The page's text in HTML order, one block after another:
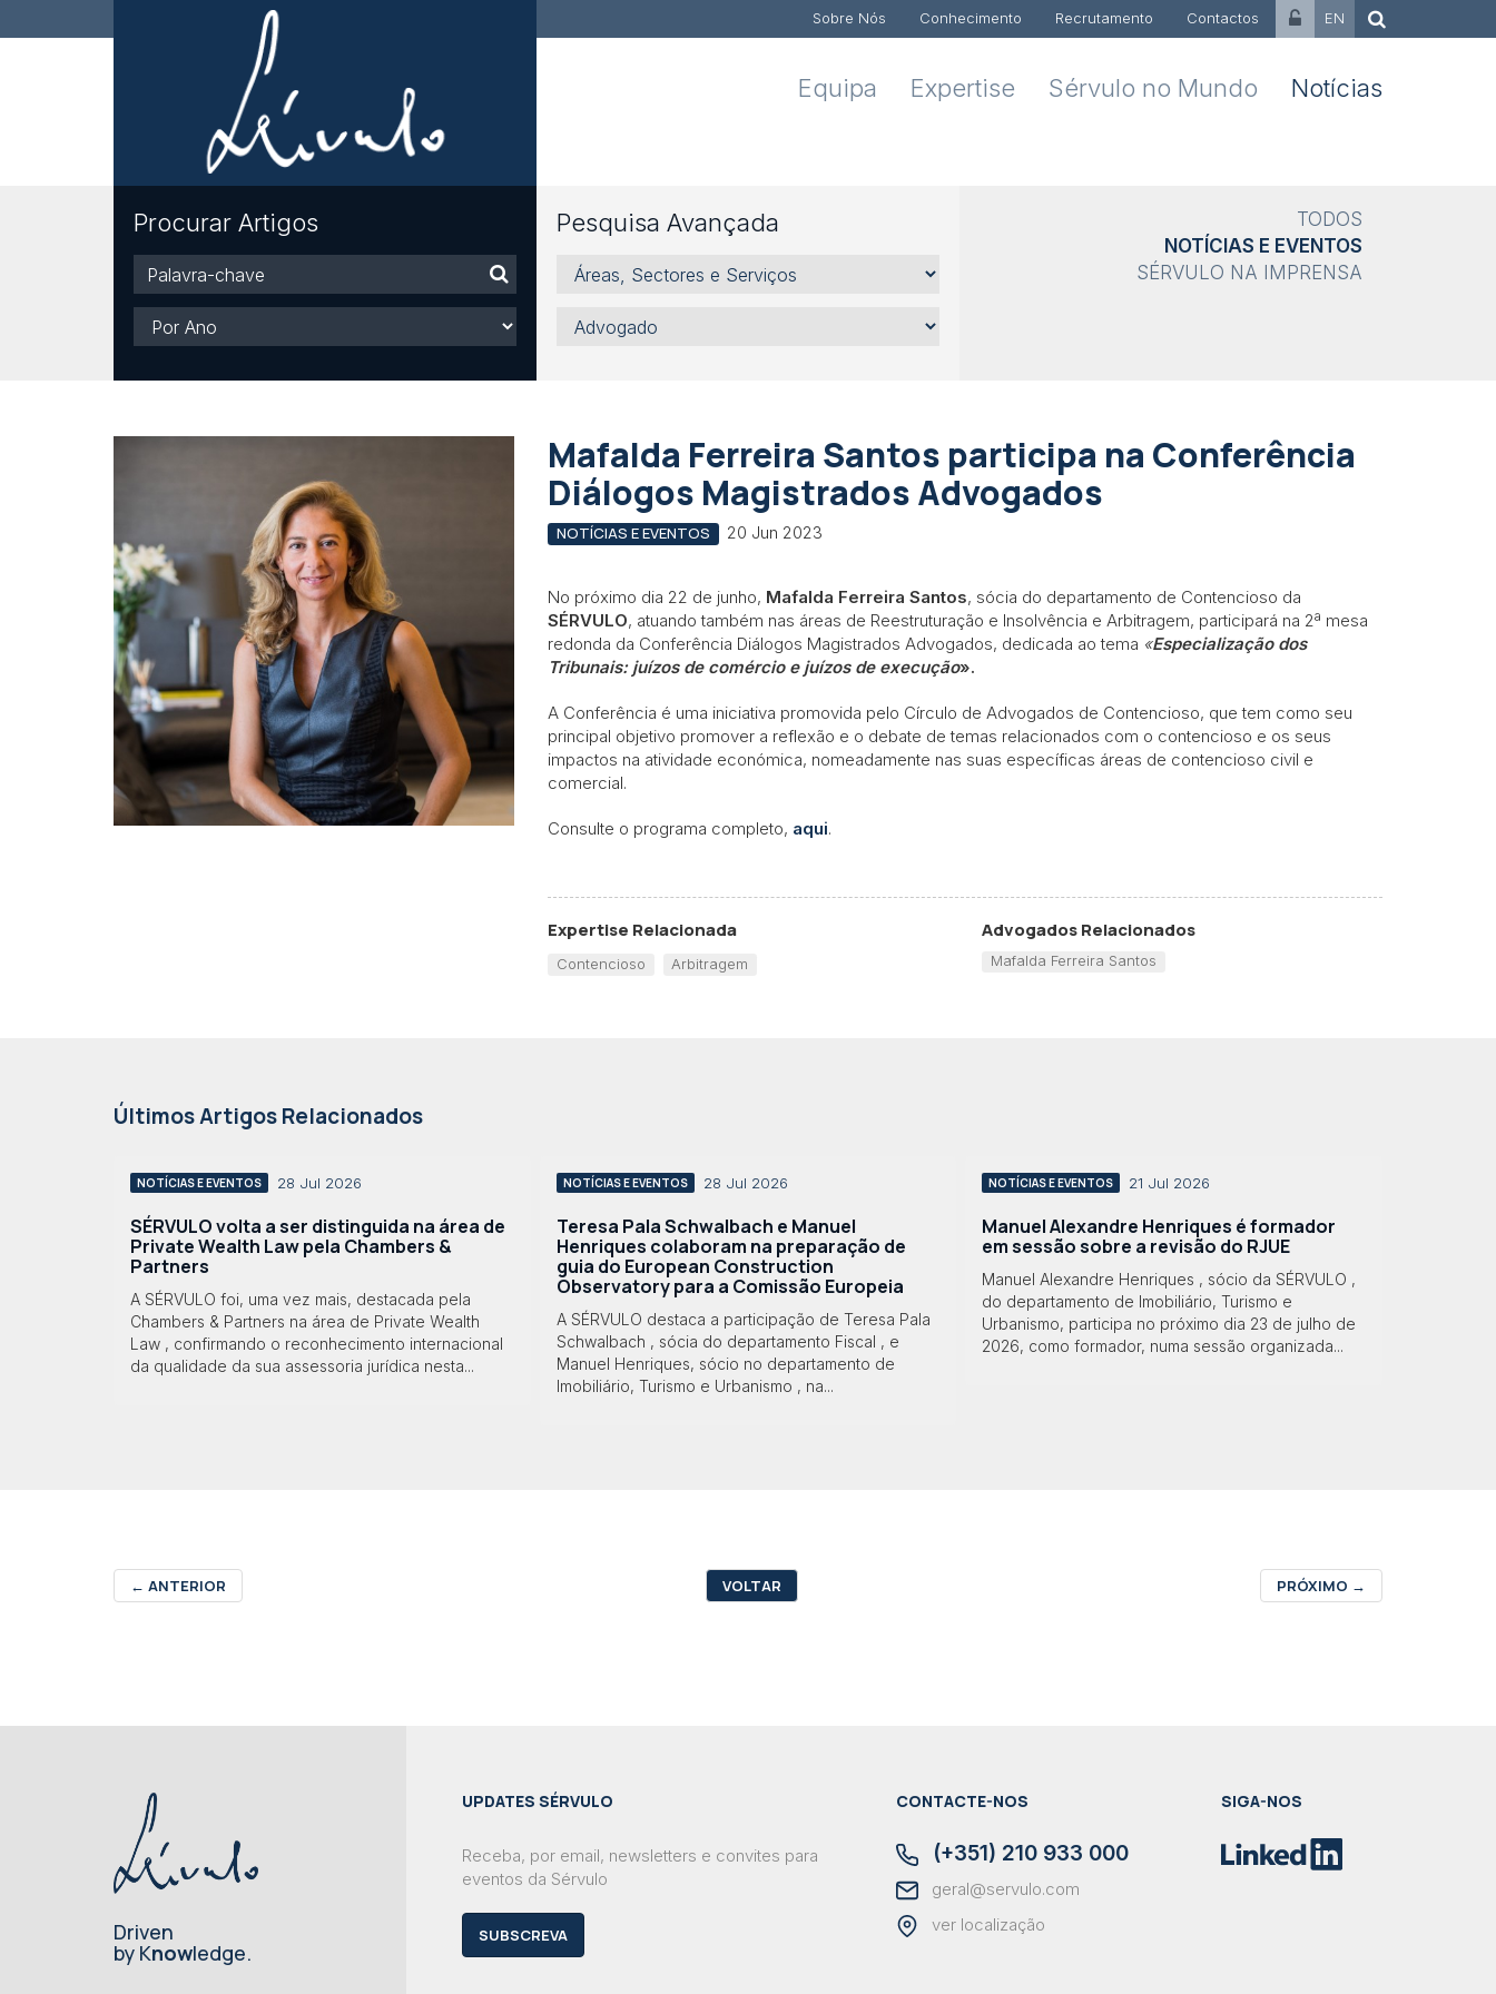
Sobre Nós Conhecimento Recrutamento Contactos EN
Equipa Expertise Sérvulo no Mundo Notícias
Procurar Artigos
Palavra-
chave
Ano
Pesquisa Avançada
Áreas,
Sectores
Serviços
Advogado
TODOS
NOTÍCIAS E EVENTOS
SÉRVULO NA IMPRENSA
Mafalda Ferreira Santos participa na Conferência
Diálogos Magistrados Advogados
NOTÍCIAS E EVENTOS 20 Jun 2023
No próximo dia 22 de junho, Mafalda Ferreira Santos, sócia do departamento de Contencioso da
SÉRVULO, atuando também nas áreas de Reestruturação e Insolvência e Arbitragem, participará na 2ª mesa
redonda da Conferência Diálogos Magistrados Advogados, dedicada ao tema «Especialização dos
Tribunais: juízos de comércio e juízos de execução».
A Conferência é uma iniciativa promovida pelo Círculo de Advogados de Contencioso, que tem como seu
principal objetivo promover a reflexão e o debate de temas relacionados com o contencioso e os seus
impactos na atividade económica, nomeadamente nas suas específicas áreas de contencioso civil e
comercial.
Consulte o programa completo, aqui.
Expertise Relacionada
Contencioso Arbitragem
Advogados Relacionados
Mafalda Ferreira Santos
Últimos Artigos Relacionados
NOTÍCIAS E EVENTOS 28 Jul 2026
SÉRVULO volta a ser distinguida na área de
Private Wealth Law pela Chambers &
Partners
A SÉRVULO foi, uma vez mais, destacada pela
Chambers & Partners na área de Private Wealth
Law , confirmando o reconhecimento internacional
da qualidade da sua assessoria jurídica nesta...
NOTÍCIAS E EVENTOS 28 Jul 2026
Teresa Pala Schwalbach e Manuel
Henriques colaboram na preparação de
guia do European Construction
Observatory para a Comissão Europeia
A SÉRVULO destaca a participação de Teresa Pala
Schwalbach , sócia do departamento Fiscal , e
Manuel Henriques, sócio no departamento de
Imobiliário, Turismo e Urbanismo , na...
NOTÍCIAS E EVENTOS 21 Jul 2026
Manuel Alexandre Henriques é formador
em sessão sobre a revisão do RJUE
Manuel Alexandre Henriques , sócio da SÉRVULO ,
do departamento de Imobiliário, Turismo e
Urbanismo, participa no próximo dia 23 de julho de
2026, como formador, numa sessão organizada...
← ANTERIOR VOLTAR PRÓXIMO →
Driven
by Knowledge.
UPDATES SÉRVULO
Receba, por email, newsletters e convites para
eventos da Sérvulo
SUBSCREVA
CONTACTE-NOS
(+351) 210 933 000
geral@servulo.com
ver localização
SIGA-NOS